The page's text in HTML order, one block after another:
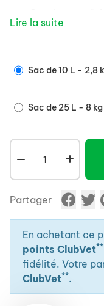
voies
Economique et
Lire la suite
Sac de 10 L - 2,8
Sac de 25 L - 8 kg
Partager
En achetant ce
points ClubVet**
fidélité. Votre
ClubVet**.